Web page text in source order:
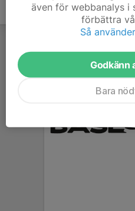
även för webbanalys i
förbättra
Så
Godkänn
Bara